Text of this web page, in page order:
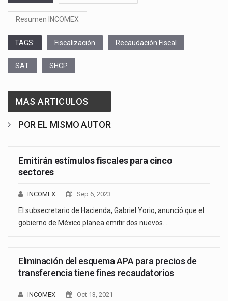
Resumen INCOMEX
TAGS: Fiscalización Recaudación Fiscal
SAT SHCP
MAS ARTICULOS
POR EL MISMO AUTOR
Emitirán estímulos fiscales para cinco
sectores
INCOMEX Sep 6, 2023
El subsecretario de Hacienda, Gabriel Yorio, anunció que el
gobierno de México planea emitir dos nuevos…
Eliminación del esquema APA para precios de
transferencia tiene fines recaudatorios
INCOMEX Oct 13, 2021